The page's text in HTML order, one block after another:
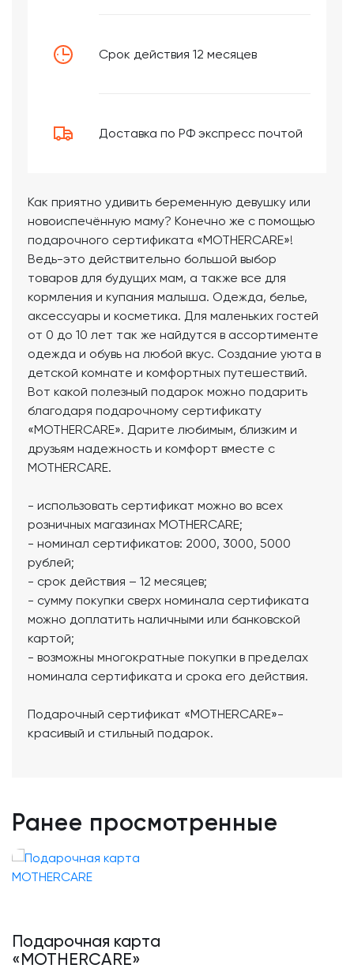
Срок действия 12 месяцев
Доставка по РФ экспресс почтой
Как приятно удивить беременную девушку или
новоиспечённую маму? Конечно же с помощью
подарочного сертификата «MOTHERCARE»!
Ведь-это действительно большой выбор
товаров для будущих мам, а также все для
кормления и купания малыша. Одежда, белье,
аксессуары и косметика. Для маленьких гостей
от 0 до 10 лет так же найдутся в ассортименте
одежда и обувь на любой вкус. Создание уюта в
детской комнате и комфортных путешествий.
Вот какой полезный подарок можно подарить
благодаря подарочному сертификату
«MOTHERCARE». Дарите любимым, близким и
друзьям надежность и комфорт вместе с
MOTHERCARE.
- использовать сертификат можно во всех
розничных магазинах MOTHERCARE;
- номинал сертификатов: 2000, 3000, 5000
рублей;
- срок действия – 12 месяцев;
- сумму покупки сверх номинала сертификата
можно доплатить наличными или банковской
картой;
- возможны многократные покупки в пределах
номинала сертификата и срока его действия.
Подарочный сертификат «MOTHERCARE»-
красивый и стильный подарок.
Ранее просмотренные
Подарочная карта
«MOTHERCARE»